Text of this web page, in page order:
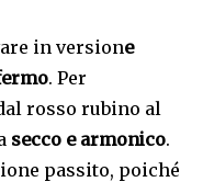
in versione
. Per
rosso rubino al
secco e armonico.
passito, poiché